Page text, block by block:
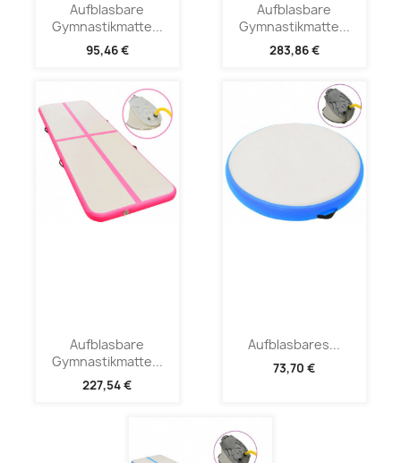
Aufblasbare
Gymnastikmatte...
95,46 €
Aufblasbare
Gymnastikmatte...
283,86 €
Aufblasbare
Gymnastikmatte...
227,54 €
Aufblasbares...
73,70 €